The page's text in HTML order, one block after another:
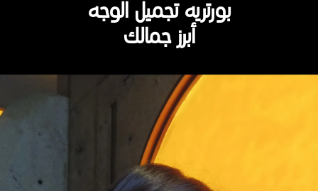
بورتريه تجميل الوجه
أبرز جمالك